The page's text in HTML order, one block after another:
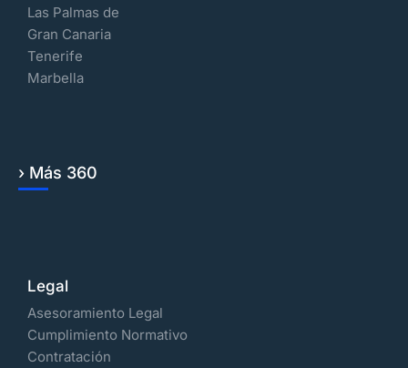
Las Palmas de
Gran Canaria
Tenerife
Marbella
› Más 360
Legal
Asesoramiento Legal
Cumplimiento Normativo
Contratación